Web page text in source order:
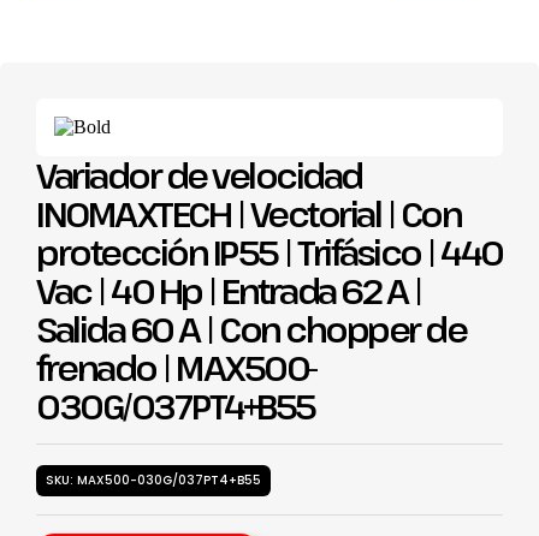
Variador de velocidad
INOMAXTECH | Vectorial | Con
protección IP55 | Trifásico | 440
Vac | 40 Hp | Entrada 62 A |
Salida 60 A | Con chopper de
frenado | MAX500-
030G/037PT4+B55
SKU: MAX500-030G/037PT4+B55